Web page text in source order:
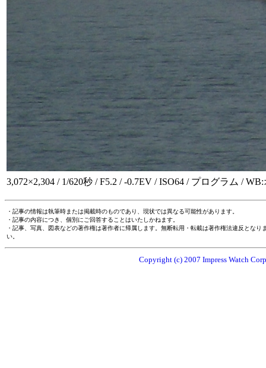
3,072×2,304 / 1/620秒 / F5.2 / -0.7EV / ISO64 / プログラム /
・記事の情報は執筆時または掲載時のものであり、現状では異なる可能性があります。
・記事の内容につき、個別にご回答することはいたしかねます。
・記事、写真、図表などの著作権は著作者に帰属します。無断転用・転載は著作権法違反とな
い。
Copyright (c) 2007 Impress Watch